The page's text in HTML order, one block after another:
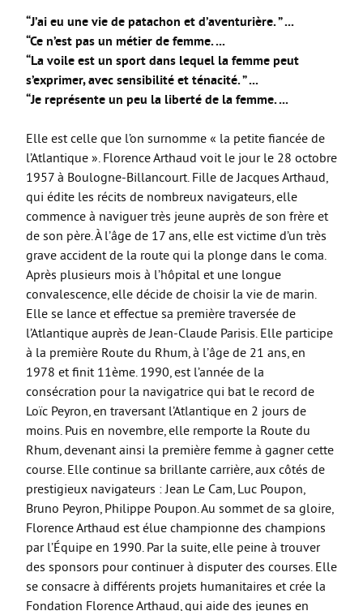
“J’ai eu une vie de patachon et d’aventurière. ” ...
“Ce n’est pas un métier de femme. ...
“La voile est un sport dans lequel la femme peut
s’exprimer, avec sensibilité et ténacité. ” ...
“Je représente un peu la liberté de la femme. ...
Elle est celle que l’on surnomme « la petite fiancée de
l’Atlantique ». Florence Arthaud voit le jour le 28 octobre
1957 à Boulogne-Billancourt. Fille de Jacques Arthaud,
qui édite les récits de nombreux navigateurs, elle
commence à naviguer très jeune auprès de son frère et
de son père. À l’âge de 17 ans, elle est victime d’un très
grave accident de la route qui la plonge dans le coma.
Après plusieurs mois à l’hôpital et une longue
convalescence, elle décide de choisir la vie de marin.
Elle se lance et effectue sa première traversée de
l’Atlantique auprès de Jean-Claude Parisis. Elle participe
à la première Route du Rhum, à l’âge de 21 ans, en
1978 et finit 11ème. 1990, est l’année de la
consécration pour la navigatrice qui bat le record de
Loïc Peyron, en traversant l’Atlantique en 2 jours de
moins. Puis en novembre, elle remporte la Route du
Rhum, devenant ainsi la première femme à gagner cette
course. Elle continue sa brillante carrière, aux côtés de
prestigieux navigateurs : Jean Le Cam, Luc Poupon,
Bruno Peyron, Philippe Poupon. Au sommet de sa gloire,
Florence Arthaud est élue championne des champions
par l’Équipe en 1990. Par la suite, elle peine à trouver
des sponsors pour continuer à disputer des courses. Elle
se consacre à différents projets humanitaires et crée la
Fondation Florence Arthaud, qui aide des jeunes en